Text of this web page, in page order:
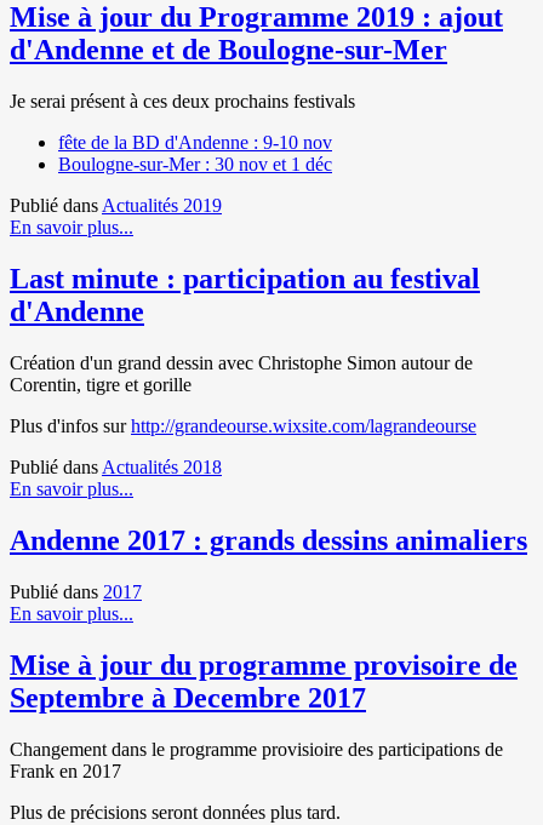
Mise à jour du Programme 2019 : ajout
d'Andenne et de Boulogne-sur-Mer
Je serai présent à ces deux prochains festivals
fête de la BD d'Andenne : 9-10 nov
Boulogne-sur-Mer : 30 nov et 1 déc
Publié dans Actualités 2019
En savoir plus...
Last minute : participation au festival
d'Andenne
Création d'un grand dessin avec Christophe Simon autour de
Corentin, tigre et gorille
Plus d'infos surhttp://grandeourse.wixsite.com/lagrandeourse
Publié dans Actualités 2018
En savoir plus...
Andenne 2017 : grands dessins animaliers
Publié dans 2017
En savoir plus...
Mise à jour du programme provisoire de
Septembre à Decembre 2017
Changement dans le programme provisioire des participations de
Frank en 2017
Plus de précisions seront données plus tard.